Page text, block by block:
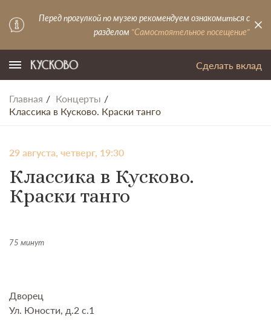
Перед прогулкой по музею рекомендуем ознакомиться с
разделом "Самостоятельное посещение"
Сделать вклад
Главная
Концерты
Классика в Кусково. Краски танго
29 августа, четверг, 19:30
Классика в Кусково.
Краски танго
75 минут
Дворец
Ул. Юности, д.2 с.1